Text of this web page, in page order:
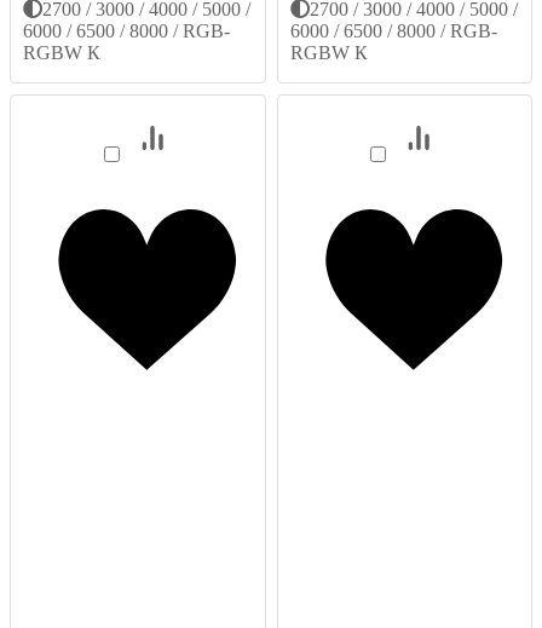
2700 / 3000 / 4000 / 5000 /
6000 / 6500 / 8000 / RGB-
RGBW К
2700 / 3000 / 4000 / 5000 /
6000 / 6500 / 8000 / RGB-
RGBW К